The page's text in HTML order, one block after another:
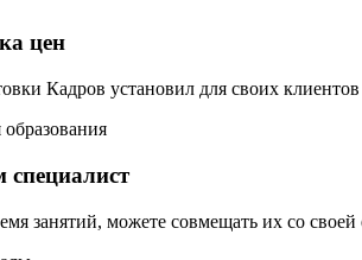
цен
Кадров установил для своих
специалист
занятий, можете совмещать их со